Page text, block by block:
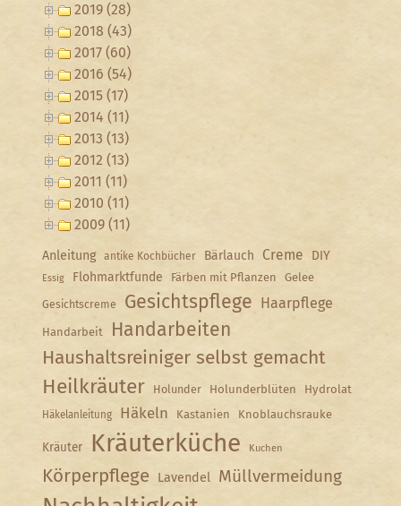
2019 (28)
2018 (43)
2017 (60)
2016 (54)
2015 (17)
2014 (11)
2013 (13)
2012 (13)
2011 (11)
2010 (11)
2009 (11)
Anleitung antike Kochbücher Bärlauch Creme DIY
Essig Flohmarktfunde Färben mit Pflanzen Gelee
Gesichtscreme Gesichtspflege Haarpflege
Handarbeit
Handarbeiten
Haushaltsreiniger selbst gemacht
Heilkräuter Holunder Holunderblüten Hydrolat
Häkelanleitung Häkeln Kastanien Knoblauchsrauke
Kräuter Kräuterküche Kuchen
Körperpflege Lavendel Müllvermeidung